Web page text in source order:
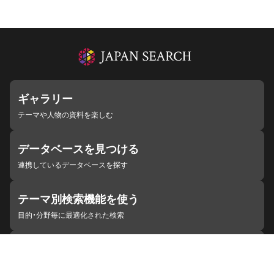
ギャラリー
テーマや人物の資料を楽しむ
データベースを見つける
連携しているデータベースを探す
テーマ別検索機能を使う
目的・分野毎に最適化された検索